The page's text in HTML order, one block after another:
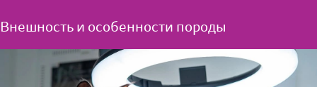
Внешность и особенности породы